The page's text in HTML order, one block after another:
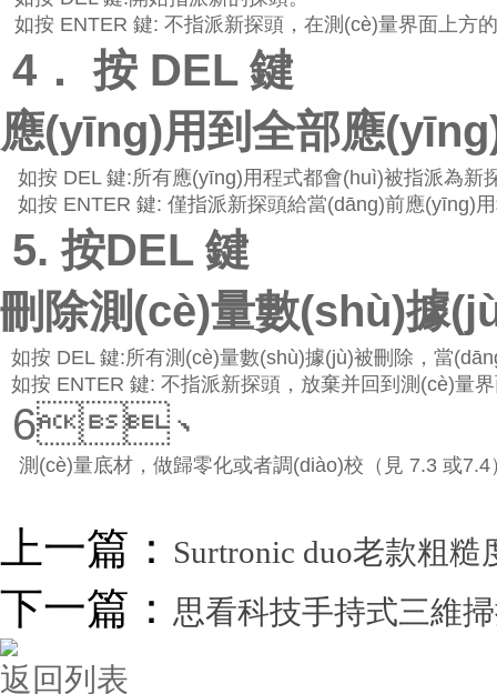
如按 ENTER 鍵: 不指派新探頭，在測(cè)量界面上方的測
4． 按 DEL 鍵
應(yīng)用到全部應
如按 DEL 鍵:所有應(yīng)用程式都會(huì)被指派為新探頭
如按 ENTER 鍵: 僅指派新探頭給當(dāng)前應(yīng)
5. 按DEL 鍵
刪除測(cè)量數(shù)據
如按 DEL 鍵:所有測(cè)量數(shù)據(jù)被刪除，當
如按 ENTER 鍵: 不指派新探頭，放棄并回到測(cè)
6、
測(cè)量底材，做歸零化或者調(diào)校（見 7.3 或7.4）
上一篇： Surtronic duo老款粗
下一篇： 思看科技手持式三維
返回列表